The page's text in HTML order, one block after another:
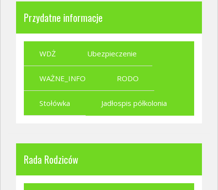
Przydatne informacje
WDŻ Ubezpieczenie
WAŻNE_INFO RODO
Stołówka Jadłospis półkolonia
Rada Rodziców